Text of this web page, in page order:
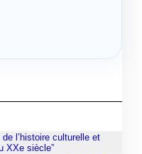
l’histoire culturelle et
XXe siècle”